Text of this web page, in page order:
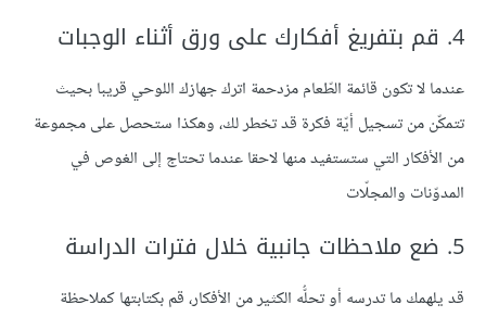
4. قم بتفريغ أفكارك على ورق أثناء الوجبات
عندما لا تكون قائمة الطّعام مزدحمة اترك جهازك اللوحي قريبا بحيث
تتمكّن من تسجيل أيّة فكرة قد تخطر لك، وهكذا ستحصل على مجموعة
من الأفكار التي ستستفيد منها لاحقا عندما تحتاج إلى الغوص في
المدوّنات والمجلّات
5. ضع ملاحظات جانبية خلال فترات الدراسة
قد يلهمك ما تدرسه أو تحلُّه الكثير من الأفكار، قم بكتابتها كملاحظة